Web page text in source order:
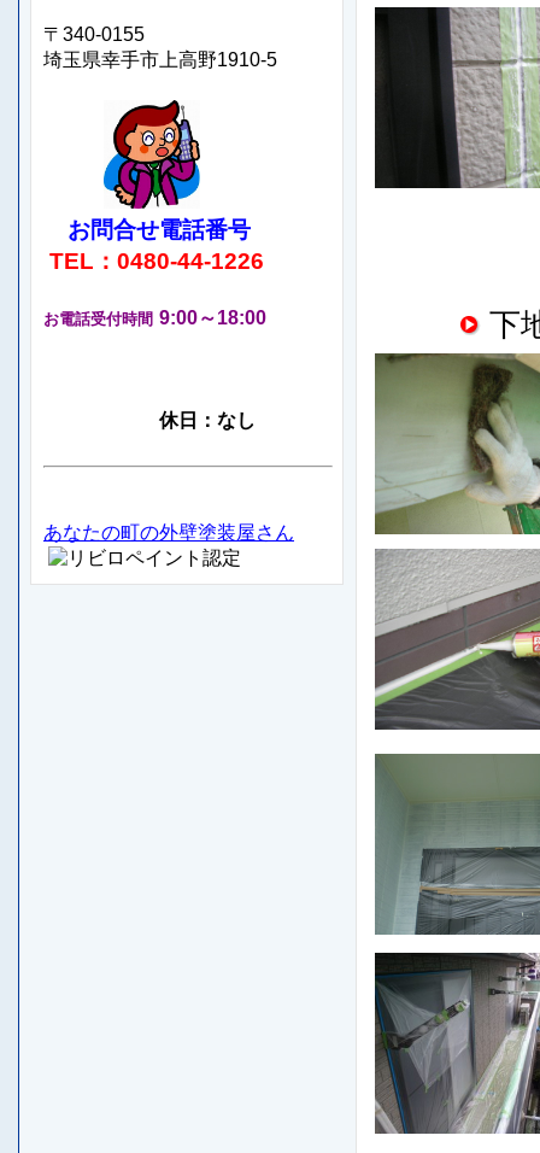
下
〒340-0155
埼玉県幸手市上高野1910-5
お問合せ電話番号
TEL：0480-44-1226
お電話受付時間 9:00～18:00
休日：なし
あなたの町の外壁塗装屋さん